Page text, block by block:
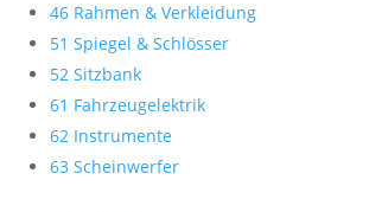
46 Rahmen & Verkleidung
51 Spiegel & Schlösser
52 Sitzbank
61 Fahrzeugelektrik
62 Instrumente
63 Scheinwerfer